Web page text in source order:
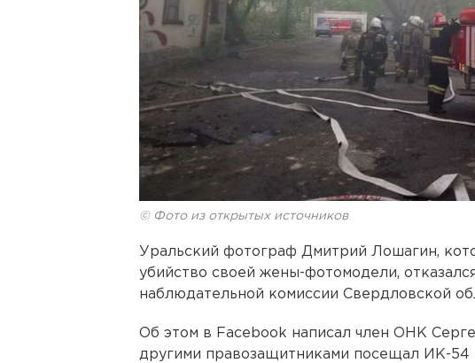
© Фото из открытых источников
Уральский фотограф Дмитрий Лошагин,
убийство своей жены-фотомодели,
наблюдательной комиссии Свердловской
Об этом в Facebook написал член ОНК
другими правозащитниками посещал ИК-54